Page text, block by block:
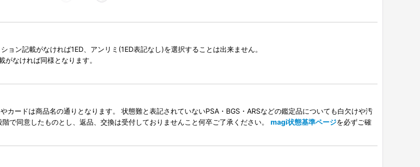
ン記載がなければ1ED、アンリミ(1ED表記なし)を選択することは出来ません。
なければ同様となります。
カードは商品名の通りとなります。 状態難と表記されていないPSA・BGS・ARSなどの鑑定品についても白欠けや汚
で同意したものとし、返品、交換は受付しておりませんこと何卒ご了承ください。 magi状態基準ページを必ずご確